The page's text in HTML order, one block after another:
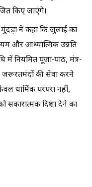
किए जाएंगे।
मुंदड़ा ने कहा कि जुलाई का
और आध्यात्मिक उन्नति
में नियमित पूजा-पाठ, मंत्र-
जरूरतमंदों की सेवा करने
धार्मिक परंपरा नहीं,
सकारात्मक दिशा देने का